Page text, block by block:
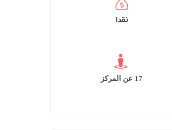
نقدا
17 عن المركز